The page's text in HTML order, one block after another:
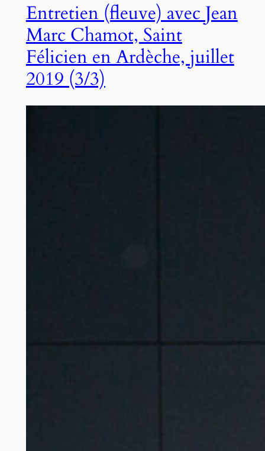
Entretien (fleuve) avec Jean
Marc Chamot, Saint
Félicien en Ardèche, juillet
2019 (3/3)